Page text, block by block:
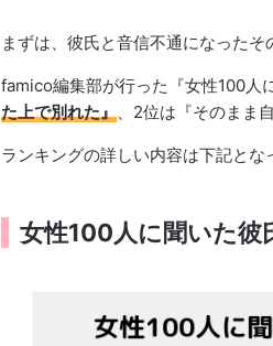
まずは、彼氏と音信不通になったそ
famico編集部が行った『女性100人
た上で別れた』、2位は『そのまま
ランキングの詳しい内容は下記とな
女性100人に聞いた彼